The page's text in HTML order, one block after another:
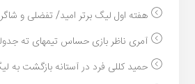
هفته اول لیگ برتر امید/ تفضلی و
آمری ناظر بازی حساس تیمهای ته
حمید کللی فرد در آستانه بازگشت به